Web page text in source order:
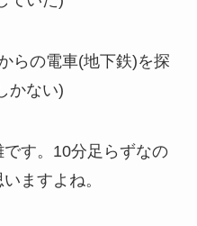
らの電車(地下鉄)を探
かない)
す。10分足らずなの
ますよね。